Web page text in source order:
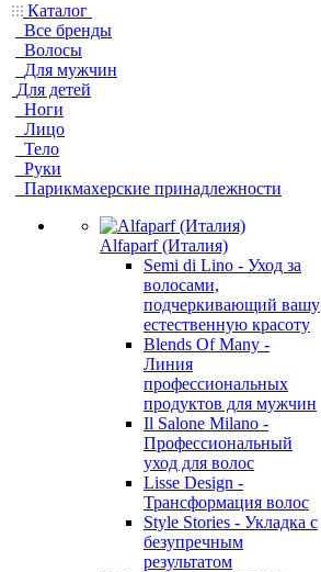
Каталог
Все бренды
Волосы
Для мужчин
Для детей
Ноги
Лицо
Тело
Руки
Парикмахерские принадлежности
Alfaparf (Италия)
Semi di Lino - Уход за
волосами,
подчеркивающий вашу
естественную красоту
Blends Of Many -
Линия
профессиональных
продуктов для мужчин
Il Salone Milano -
Профессиональный
уход для волос
Lisse Design -
Трансформация волос
Style Stories - Укладка с
безупречным
результатом